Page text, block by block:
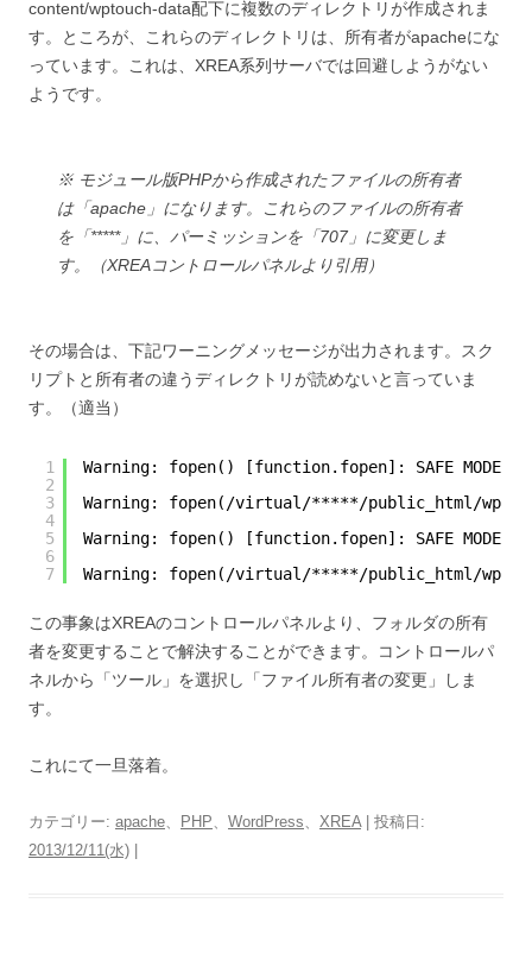
content/wptouch-data配下に複数のディレクトリが作成されま
す。ところが、これらのディレクトリは、所有者がapacheにな
っています。これは、XREA系列サーバでは回避しようがない
ようです。
※ モジュール版PHPから作成されたファイルの所有者
は「apache」になります。これらのファイルの所有者
を「*****」に、パーミッションを「707」に変更しま
す。（XREAコントロールパネルより引用）
その場合は、下記ワーニングメッセージが出力されます。スク
リプトと所有者の違うディレクトリが読めないと言っていま
す。（適当）
1
2
3
4
5
6
7
Warning: fopen() [function.fopen]: SAFE
Warning: fopen(/virtual/*****/public_html/wp-
Warning: fopen() [function.fopen]: SAFE
Warning: fopen(/virtual/*****/public_html/wp-
この事象はXREAのコントロールパネルより、フォルダの所有
者を変更することで解決することができます。コントロールパ
ネルから「ツール」を選択し「ファイル所有者の変更」しま
す。
これにて一旦落着。
カテゴリー: apache、 PHP、 WordPress、 XREA| 投稿日:
2013/12/11(水)